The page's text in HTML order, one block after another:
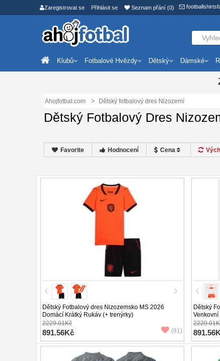
Zaregistrovat se Přihlásit se Seznam přání (0)
Klubů Fotbalové Hvězdy Dětský Dámské
Ahojfotbal.com Dětský fotbalový dres Nizozemí
Dětský Fotbalový Dres
Favorite Hodnocení Cena
Dětský Fotbalový dres Nizozemsko MS 2026
Domácí Krátký Rukáv (+ trenýrky)
2229.01Kč
891.56Kč (91)
Dětský
Venkovní